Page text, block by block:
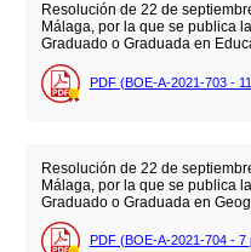
Resolución de 22 de
Málaga, por la que se publica
Graduado o Graduada en
PDF (BOE-A-2021-703 - 11
Resolución de 22 de
Málaga, por la que se publica
Graduado o Graduada en
PDF (BOE-A-2021-704 - 7